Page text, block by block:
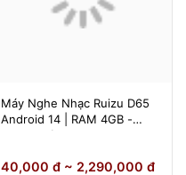
Máy Nghe Nhạc Ruizu D65
Android 14 | RAM 4GB -
64GB Chính Hãng
40,000 đ ~ 2,290,000 đ